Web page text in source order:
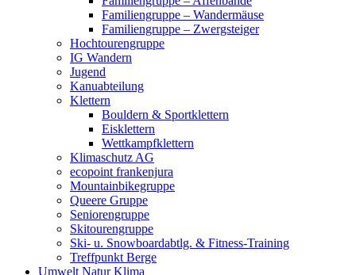
Familiengruppe – Wandermäuse
Familiengruppe – Zwergsteiger
Hochtourengruppe
IG Wandern
Jugend
Kanuabteilung
Klettern
Bouldern & Sportklettern
Eisklettern
Wettkampfklettern
Klimaschutz AG
ecopoint frankenjura
Mountainbikegruppe
Queere Gruppe
Seniorengruppe
Skitourengruppe
Ski- u. Snowboardabtlg. & Fitness-Training
Treffpunkt Berge
Umwelt Natur Klima